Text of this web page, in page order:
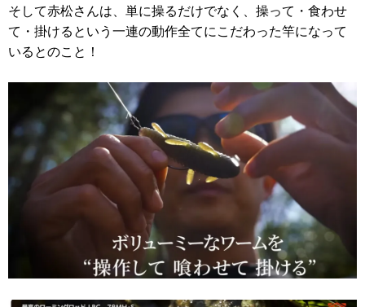
そして赤松さんは、単に操るだけでなく、操って・食わせ
て・掛けるという一連の動作全てにこだわった竿になって
いるとのこと！